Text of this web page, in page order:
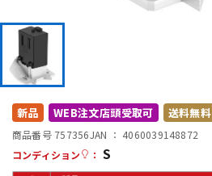
配信/ライブ機器
新品 WEB注文店頭受取可 送料無料
商品番号 757356JAN ： 4060039148872
コンディション
： S